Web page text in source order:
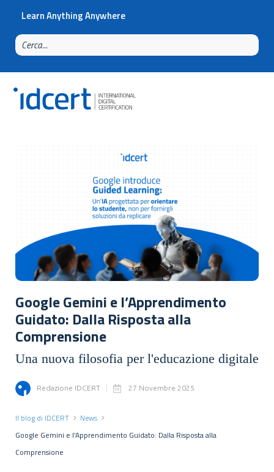
Learn Anything Anywhere
Google Gemini e l’Apprendimento
Guidato: Dalla Risposta alla
Comprensione
Una nuova filosofia per l'educazione digitale
Redazione IDCERT 27 Novembre 2025
Il blog di IDCERT
News
Google Gemini e l’Apprendimento Guidato: Dalla Risposta alla
Comprensione